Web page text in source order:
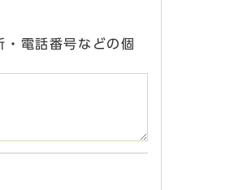
電話番号などの個